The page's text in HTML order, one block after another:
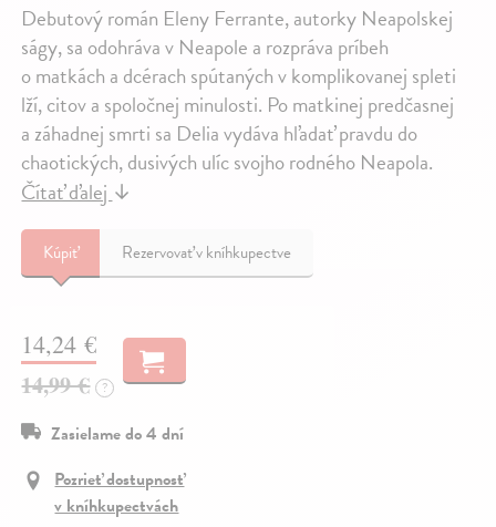
Debutový román Eleny Ferrante, autorky Neapolskej
ságy, sa odohráva v Neapole a rozpráva príbeh
o matkách a dcérach spútaných v komplikovanej spleti
lží, citov a spoločnej minulosti. Po matkinej predčasnej
a záhadnej smrti sa Delia vydáva hľadať pravdu do
chaotických, dusivých ulíc svojho rodného Neapola.
Čítať ďalej↓
Kúpiť Rezervovať v kníhkupectve
14,24 €
14,99 € ?
Zasielame do 4 dní
Pozrieť dostupnosť
v kníhkupectvách